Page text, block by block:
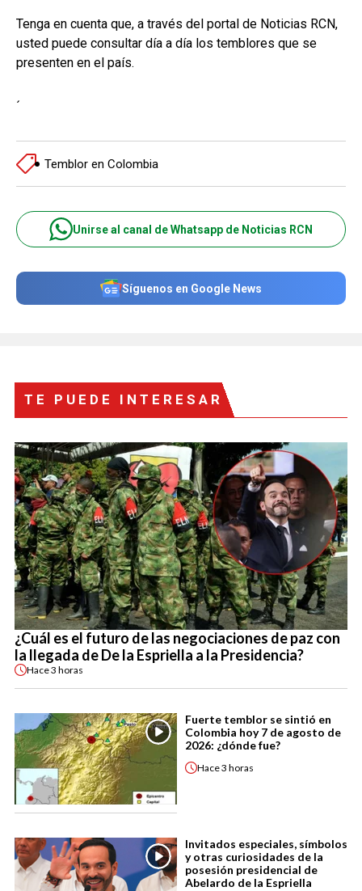
Tenga en cuenta que, a través del portal de Noticias RCN,
usted puede consultar día a día los temblores que se
presenten en el país.
´
Temblor en Colombia
Unirse al canal de Whatsapp de Noticias RCN
Síguenos en Google News
TE PUEDE INTERESAR
¿Cuál es el futuro de las negociaciones de paz con
la llegada de De la Espriella a la Presidencia?
Hace3 horas
Fuerte temblor se sintió en
Colombia hoy 7 de agosto de
2026: ¿dónde fue?
Hace3 horas
Invitados especiales, símbolos
y otras curiosidades de la
posesión presidencial de
Abelardo de la Espriella